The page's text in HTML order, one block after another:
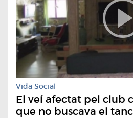
Vida Social
El veí afectat pel club
que no buscava el